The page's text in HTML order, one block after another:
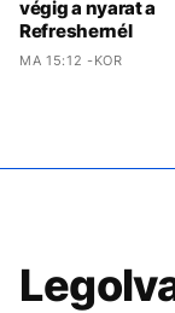
végig a nyarat a
Refreshernél
MA 15:12 -KOR